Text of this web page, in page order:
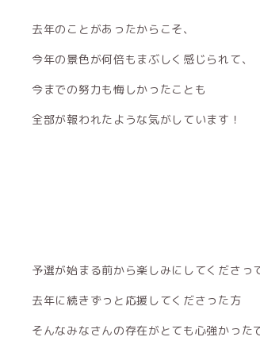
去年のことがあったからこそ、
今年の景色が何倍もまぶしく感じられて、
今までの努力も悔しかったことも
全部が報われたような気がしています！
予選が始まる前から楽しみにしてくださっ
去年に続きずっと応援してくださった方
そんなみなさんの存在がとても心強かった